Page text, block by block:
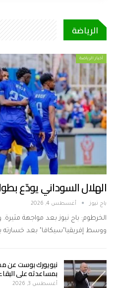
الرياضة
أخبار الرياضة
الهلال السوداني يودّع
باج نيوز أغسطس 4, 2026
الخرطوم: باج نيوز بعد مواجهة
ووسط إفريقيا"سيكافا" بعد خسارته
نيويورك بوست عن
بمساعدته على
أغسطس 3, 2026